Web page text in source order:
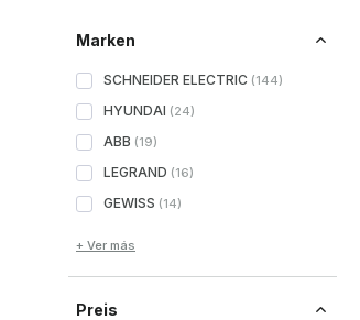
Marken
SCHNEIDER ELECTRIC (144)
HYUNDAI (24)
ABB (19)
LEGRAND (16)
GEWISS (14)
+ Ver más
Preis